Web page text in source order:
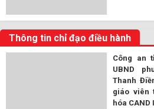
Thông tin chỉ đạo điều hành
Công an
UBND
Thanh
giáo viên
hóa CAND